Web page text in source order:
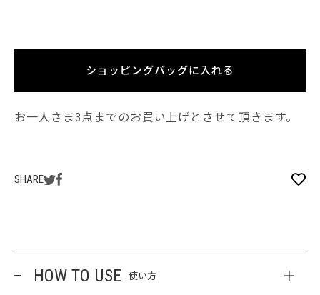
ショッピングバッグに入れる
お一人さま3点までのお買い上げとさせて頂きます。
SHARE
HOW TO USE 使い方